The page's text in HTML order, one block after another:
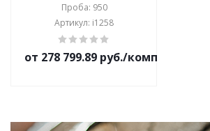
Проба: 950
Артикул: i1258
от 278 799.89 руб./комплект